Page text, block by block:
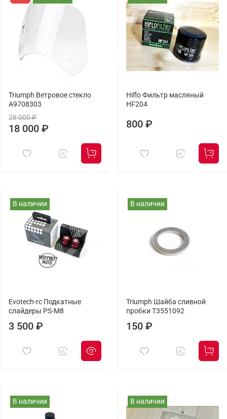
Triumph Ветровое стекло
A9708303
28 000 ₽
18 000 ₽
Hiflo Фильтр масляный
HF204
800 ₽
В наличии
Evotech-rc Подкатные
слайдеры PS-M8
3 500 ₽
В наличии
Triumph Шайба сливной
пробки T3551092
150 ₽
В наличии В наличии